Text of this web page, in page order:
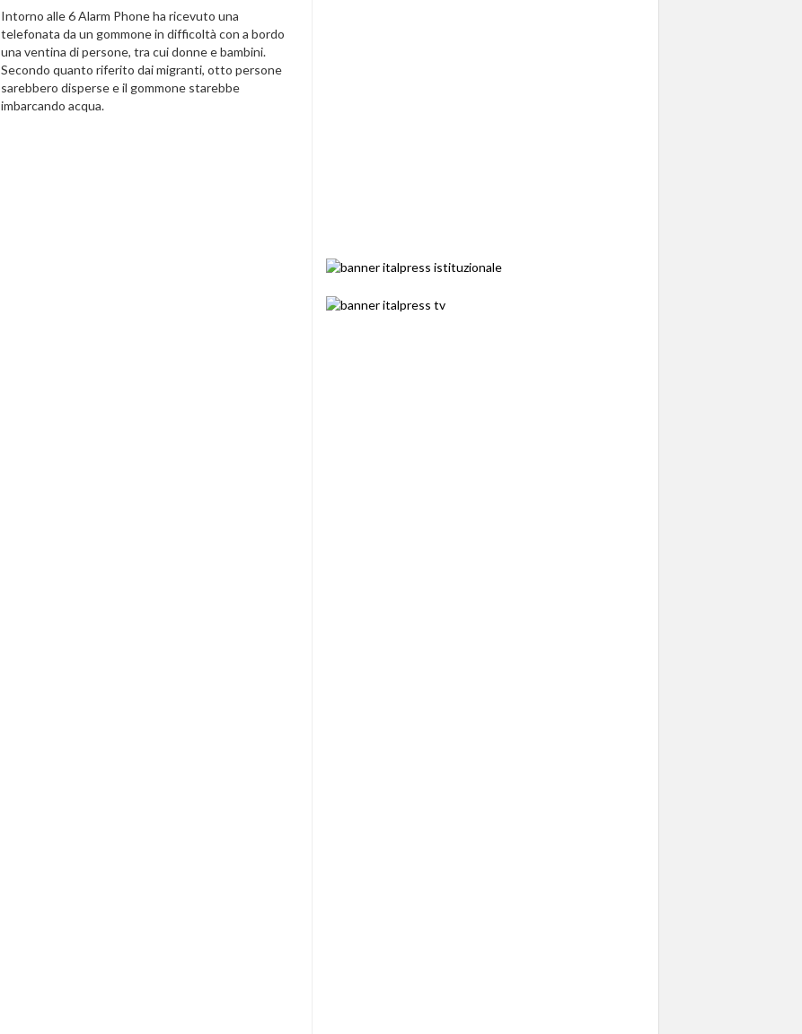
Intorno alle 6 Alarm Phone ha ricevuto una
telefonata da un gommone in difficoltà con a bordo
una ventina di persone, tra cui donne e bambini.
Secondo quanto riferito dai migranti, otto persone
sarebbero disperse e il gommone starebbe
imbarcando acqua.